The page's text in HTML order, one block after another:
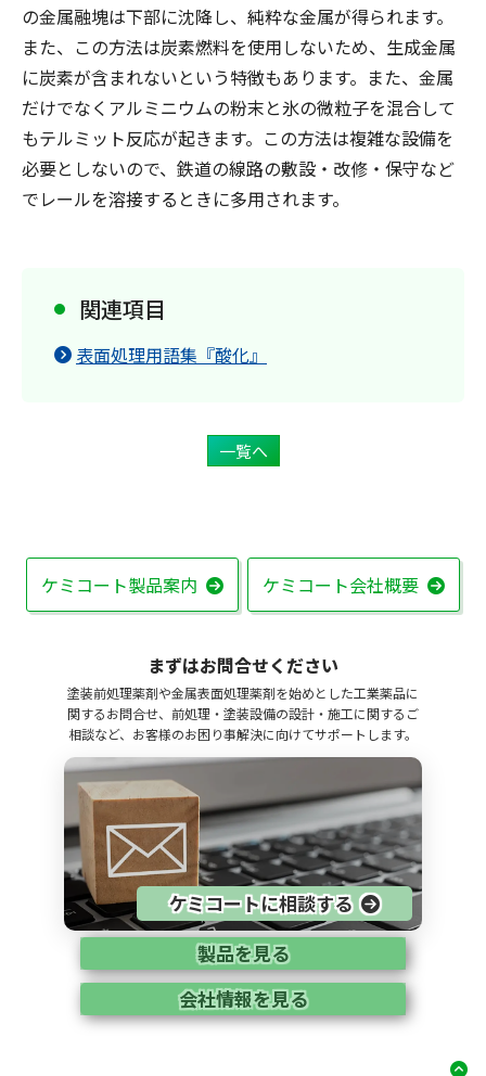
の金属融塊は下部に沈降し、純粋な金属が得られます。
また、この方法は炭素燃料を使用しないため、生成金属
に炭素が含まれないという特徴もあります。また、金属
だけでなくアルミニウムの粉末と氷の微粒子を混合して
もテルミット反応が起きます。この方法は複雑な設備を
必要としないので、鉄道の線路の敷設・改修・保守など
でレールを溶接するときに多用されます。
関連項目
表面処理用語集『酸化』
一覧へ
ケミコート製品案内 ケミコート会社概要
まずはお問合せください
塗装前処理薬剤や金属表面処理薬剤を始めとした工業薬品に
関するお問合せ、前処理・塗装設備の設計・施工に関するご
相談など、お客様のお困り事解決に向けてサポートします。
ケミコートに相談する
製品を見る
会社情報を見る